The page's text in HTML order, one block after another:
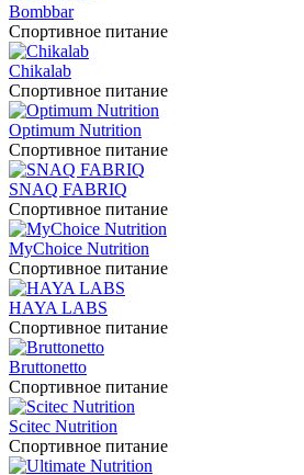
Bombbar
Спортивное питание
Chikalab
Спортивное питание
Optimum Nutrition
Спортивное питание
SNAQ FABRIQ
Спортивное питание
MyChoice Nutrition
Спортивное питание
HAYA LABS
Спортивное питание
Bruttonetto
Спортивное питание
Scitec Nutrition
Спортивное питание